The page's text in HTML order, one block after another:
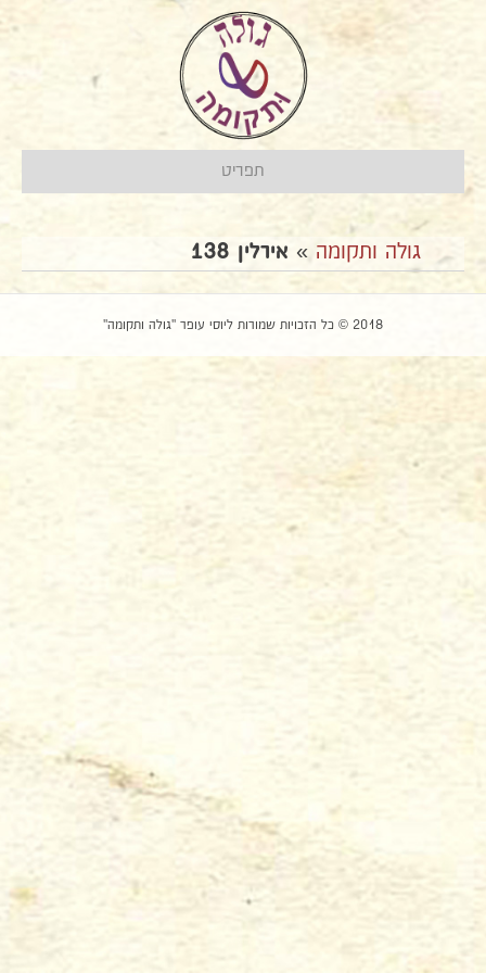
תפריט
גולה ותקומה » אירלין 138
2018 © כל הזכויות שמורות ליוסי עופר "גולה ותקומה"